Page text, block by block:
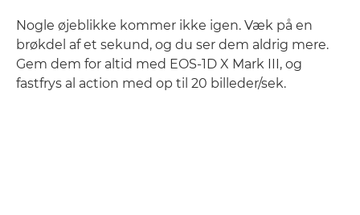
Nogle øjeblikke kommer ikke igen. Væk på en
brøkdel af et sekund, og du ser dem aldrig mere.
Gem dem for altid med EOS-1D X Mark III, og
fastfrys al action med op til 20 billeder/sek.